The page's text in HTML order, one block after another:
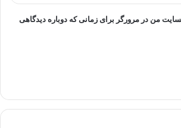
من در مرورگر برای زمانی که دوباره دیدگاهی